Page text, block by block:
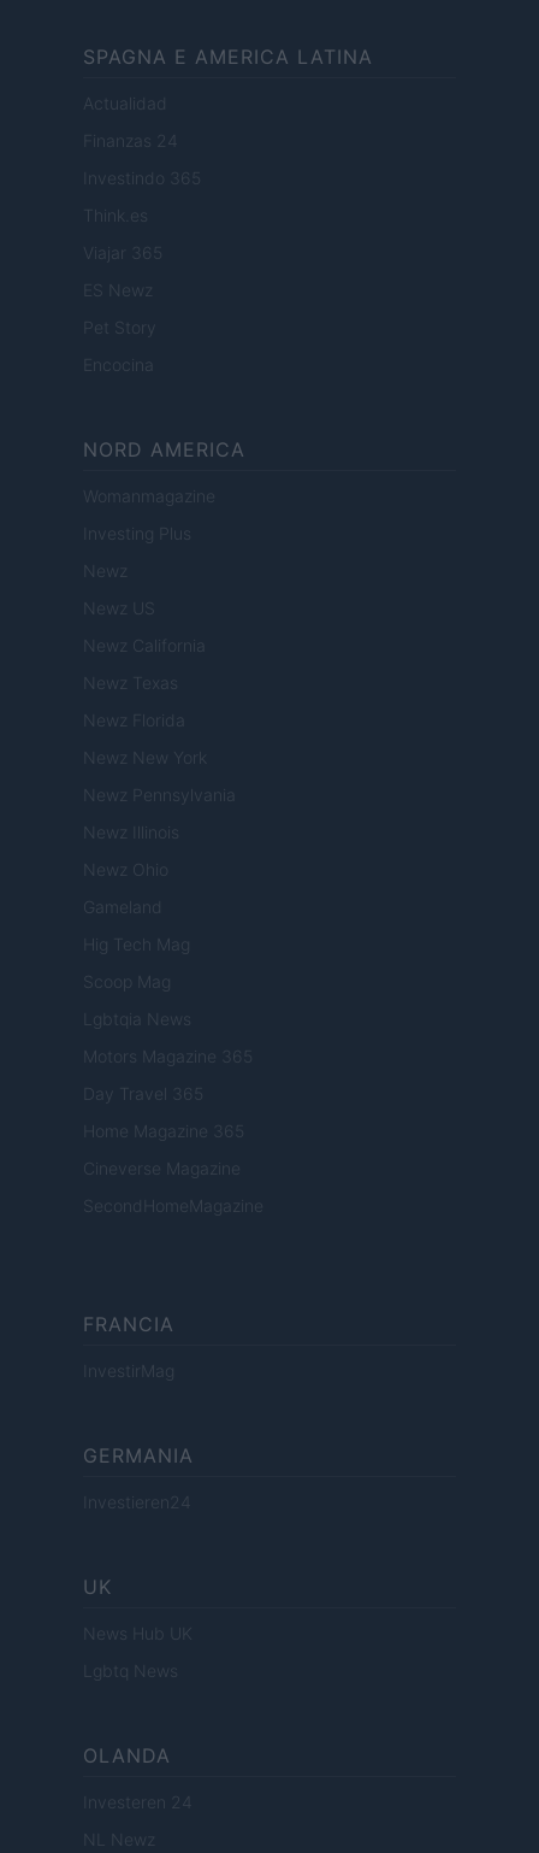
SPAGNA E AMERICA LATINA
Actualidad
Finanzas 24
Investindo 365
Think.es
Viajar 365
ES Newz
Pet Story
Encocina
NORD AMERICA
Womanmagazine
Investing Plus
Newz
Newz US
Newz California
Newz Texas
Newz Florida
Newz New York
Newz Pennsylvania
Newz Illinois
Newz Ohio
Gameland
Hig Tech Mag
Scoop Mag
Lgbtqia News
Motors Magazine 365
Day Travel 365
Home Magazine 365
Cineverse Magazine
SecondHomeMagazine
FRANCIA
InvestirMag
GERMANIA
Investieren24
UK
News Hub UK
Lgbtq News
OLANDA
Investeren 24
NL Newz